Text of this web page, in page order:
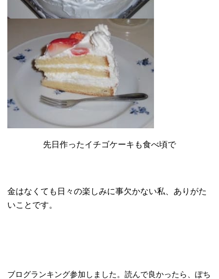
先日作ったイチゴケーキも食べ頃で
金はなくても日々の楽しみに事欠かない私、ありがた
いことです。
ブログランキング参加しました。読んで良かったら、ぽち